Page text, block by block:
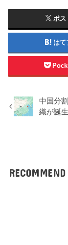
ポス
はて
中国分
織が誕生
RECOMMEND